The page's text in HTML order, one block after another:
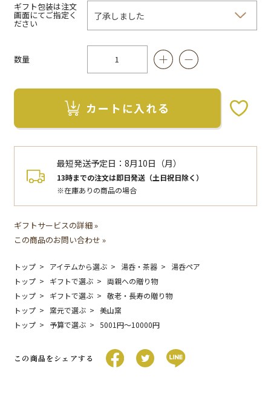
ギフト包装は注文
画面にてご指定く
ださい
数量
カートに入れる
最短発送予定日：8月10日（月）
13時までの注文は即日発送（土日祝日除く）
※在庫ありの商品の場合
ギフトサービスの詳細 »
この商品のお問い合わせ »
トップ アイテムから選ぶ 湯呑・茶器
湯呑ペア
トップ
ギフトで選ぶ
両親への贈り物
トップ
ギフトで選ぶ
敬老・長寿の贈り物
トップ
窯元で選ぶ
美山窯
トップ
予算で選ぶ 5001円〜10000円
この商品をシェアする